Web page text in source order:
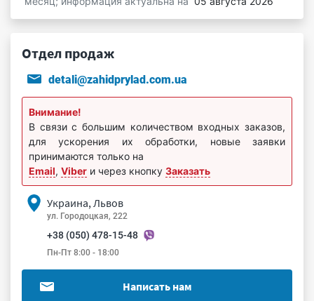
Отдел продаж
detali@zahidprylad.com.ua
Внимание!
В связи с большим количеством входных заказов,
для ускорения их обработки, новые заявки
принимаются только на
Email, Viber и через кнопку Заказать
Украина, Львов
ул. Городоцкая, 222
+38 (050) 478-15-48
Пн-Пт 8:00 - 18:00
Написать нам